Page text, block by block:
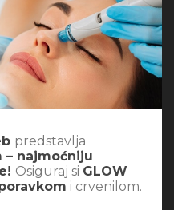
predstavlja
– najmoćniju
Osiguraj si GLOW
i crvenilom.